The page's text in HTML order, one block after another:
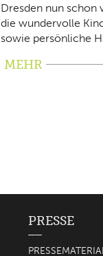
Dresden nun schon
die wundervolle
sowie persönliche
MEHR
PRESSE